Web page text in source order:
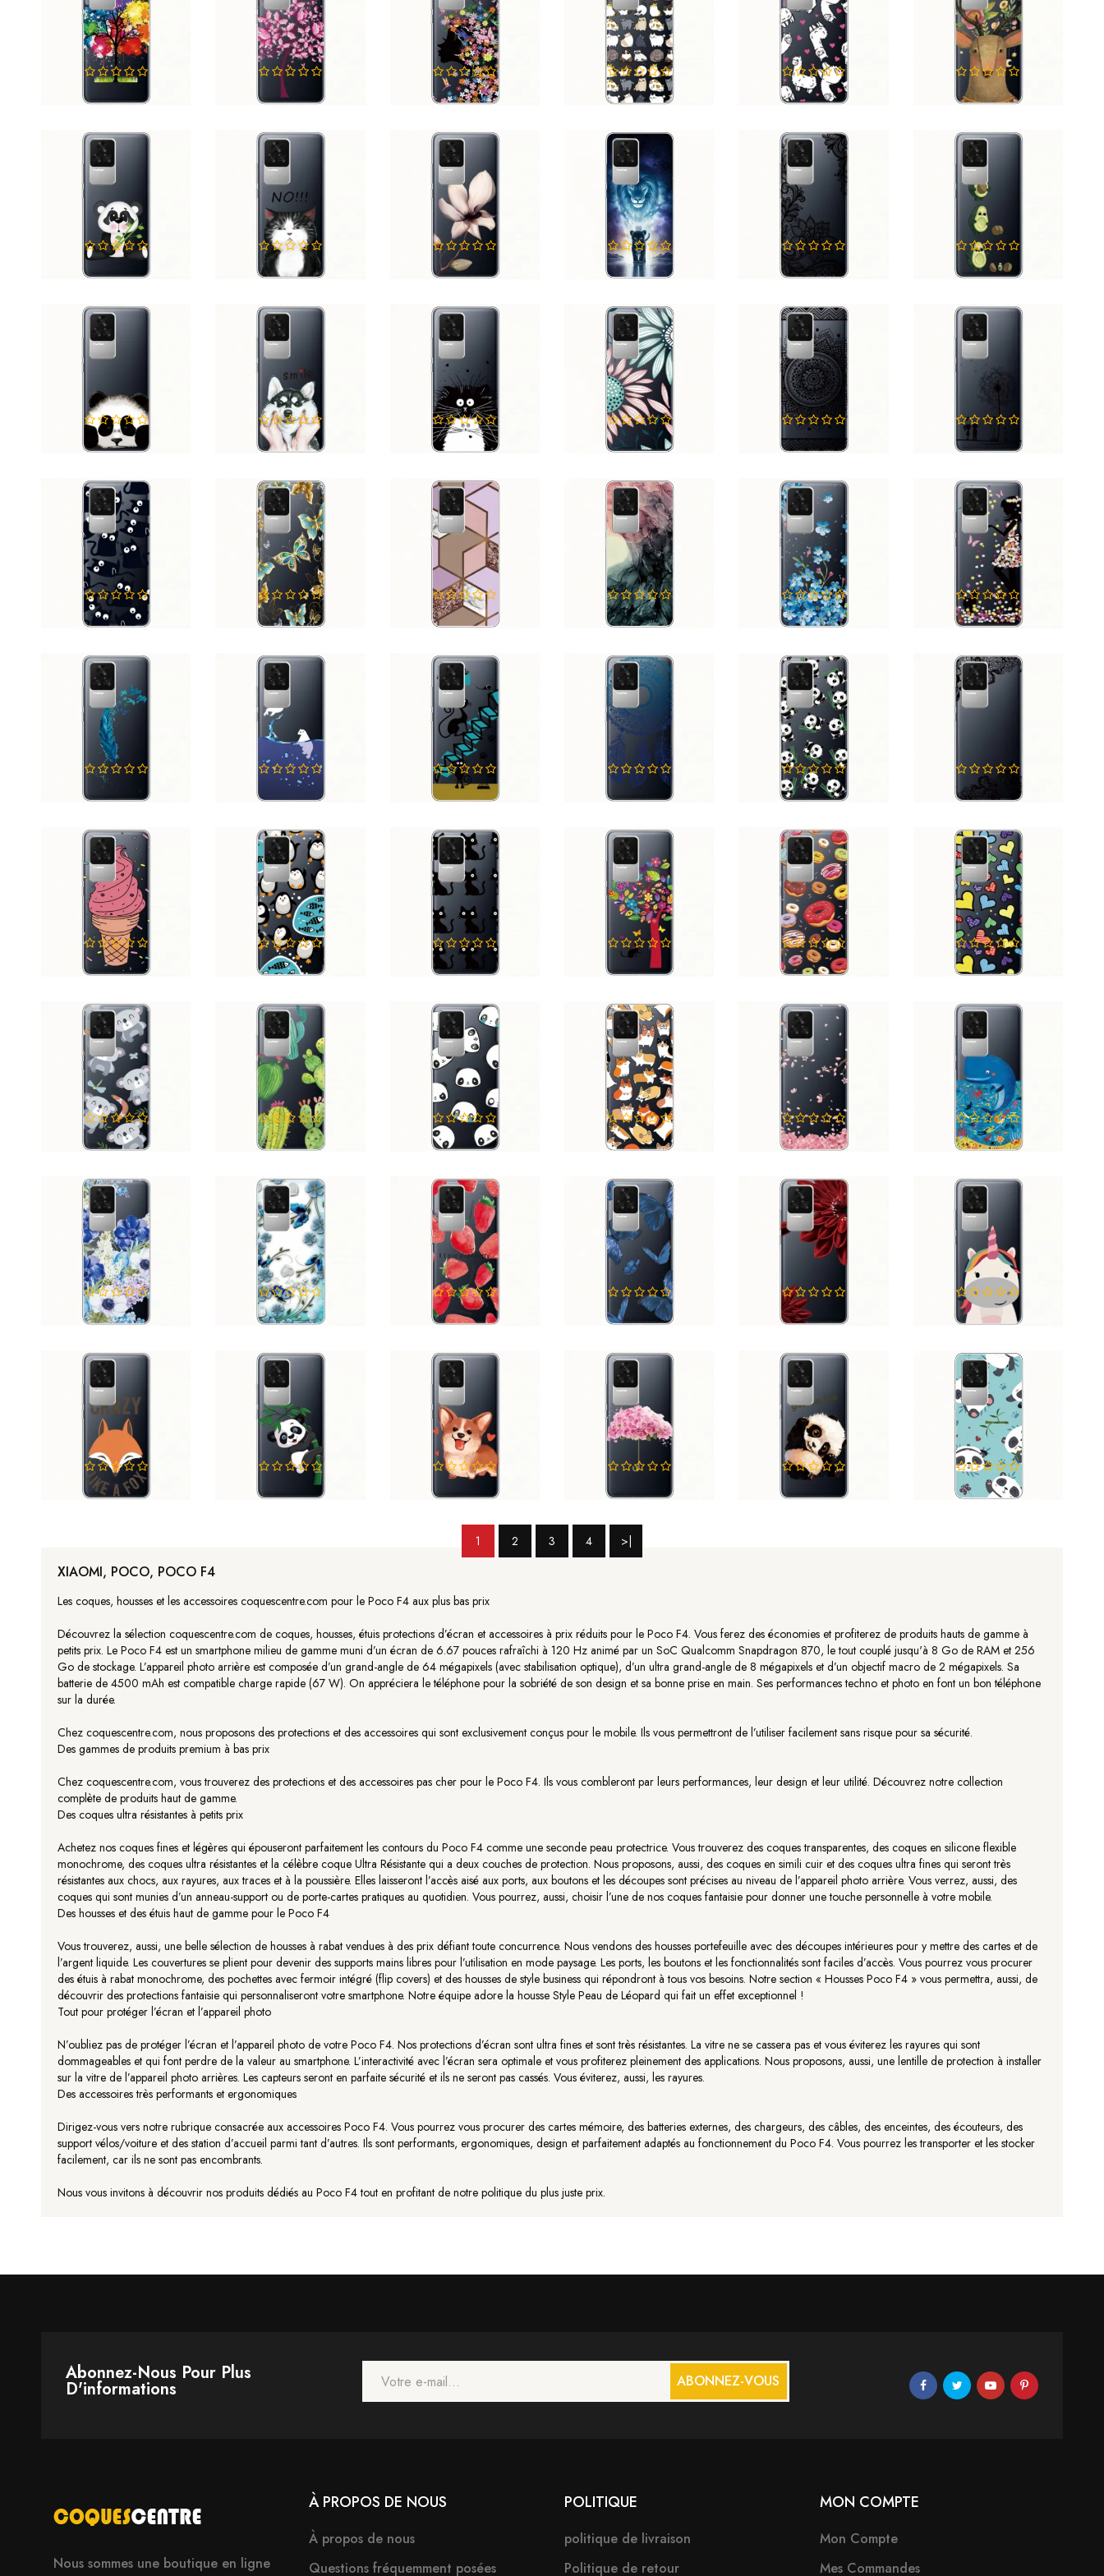
1 2 3 4 >|
XIAOMI, POCO, POCO F4
Les coques, housses et les accessoires coquescentre.com pour le Poco F4 aux plus bas prix
Découvrez la sélection coquescentre.com de coques, housses, étuis protections d’écran et accessoires à prix réduits pour le Poco F4. Vous ferez des économies et profiterez de produits hauts de gamme à
petits prix. Le Poco F4 est un smartphone milieu de gamme muni d’un écran de 6.67 pouces rafraîchi à 120 Hz animé par un SoC Qualcomm Snapdragon 870, le tout couplé jusqu'à 8 Go de RAM et 256
Go de stockage. L’appareil photo arrière est composée d’un grand-angle de 64 mégapixels (avec stabilisation optique), d’un ultra grand-angle de 8 mégapixels et d’un objectif macro de 2 mégapixels. Sa
batterie de 4500 mAh est compatible charge rapide (67 W). On appréciera le téléphone pour la sobriété de son design et sa bonne prise en main. Ses performances techno et photo en font un bon téléphone
sur la durée.
Chez coquescentre.com, nous proposons des protections et des accessoires qui sont exclusivement conçus pour le mobile. Ils vous permettront de l’utiliser facilement sans risque pour sa sécurité.
Des gammes de produits premium à bas prix
Chez coquescentre.com, vous trouverez des protections et des accessoires pas cher pour le Poco F4. Ils vous combleront par leurs performances, leur design et leur utilité. Découvrez notre collection
complète de produits haut de gamme.
Des coques ultra résistantes à petits prix
Achetez nos coques fines et légères qui épouseront parfaitement les contours du Poco F4 comme une seconde peau protectrice. Vous trouverez des coques transparentes, des coques en silicone flexible
monochrome, des coques ultra résistantes et la célèbre coque Ultra Résistante qui a deux couches de protection. Nous proposons, aussi, des coques en simili cuir et des coques ultra fines qui seront très
résistantes aux chocs, aux rayures, aux traces et à la poussière. Elles laisseront l’accès aisé aux ports, aux boutons et les découpes sont précises au niveau de l’appareil photo arrière. Vous verrez, aussi, des
coques qui sont munies d’un anneau-support ou de porte-cartes pratiques au quotidien. Vous pourrez, aussi, choisir l’une de nos coques fantaisie pour donner une touche personnelle à votre mobile.
Des housses et des étuis haut de gamme pour le Poco F4
Vous trouverez, aussi, une belle sélection de housses à rabat vendues à des prix défiant toute concurrence. Nous vendons des housses portefeuille avec des découpes intérieures pour y mettre des cartes et de
l’argent liquide. Les couvertures se plient pour devenir des supports mains libres pour l’utilisation en mode paysage. Les ports, les boutons et les fonctionnalités sont faciles d’accès. Vous pourrez vous procurer
des étuis à rabat monochrome, des pochettes avec fermoir intégré (flip covers) et des housses de style business qui répondront à tous vos besoins. Notre section « Housses Poco F4 » vous permettra, aussi, de
découvrir des protections fantaisie qui personnaliseront votre smartphone. Notre équipe adore la housse Style Peau de Léopard qui fait un effet exceptionnel !
Tout pour protéger l’écran et l’appareil photo
N’oubliez pas de protéger l’écran et l’appareil photo de votre Poco F4. Nos protections d’écran sont ultra fines et sont très résistantes. La vitre ne se cassera pas et vous éviterez les rayures qui sont
dommageables et qui font perdre de la valeur au smartphone. L’interactivité avec l’écran sera optimale et vous profiterez pleinement des applications. Nous proposons, aussi, une lentille de protection à installer
sur la vitre de l’appareil photo arrières. Les capteurs seront en parfaite sécurité et ils ne seront pas cassés. Vous éviterez, aussi, les rayures.
Des accessoires très performants et ergonomiques
Dirigez-vous vers notre rubrique consacrée aux accessoires Poco F4. Vous pourrez vous procurer des cartes mémoire, des batteries externes, des chargeurs, des câbles, des enceintes, des écouteurs, des
support vélos/voiture et des station d’accueil parmi tant d’autres. Ils sont performants, ergonomiques, design et parfaitement adaptés au fonctionnement du Poco F4. Vous pourrez les transporter et les stocker
facilement, car ils ne sont pas encombrants.
Nous vous invitons à découvrir nos produits dédiés au Poco F4 tout en profitant de notre politique du plus juste prix.
Abonnez-Nous Pour Plus
D'informations ABONNEZ-VOUS
Nous sommes une boutique en ligne
À PROPOS DE NOUS
À propos de nous
Questions fréquemment posées
POLITIQUE
politique de livraison
Politique de retour
MON COMPTE
Mon Compte
Mes Commandes